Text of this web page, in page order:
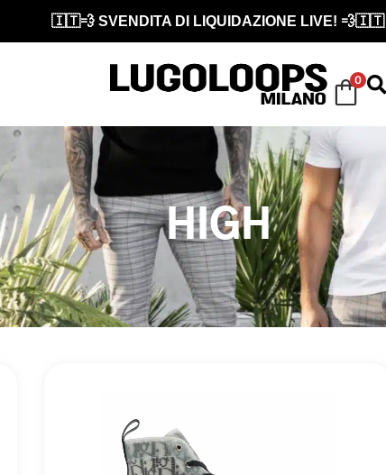
🇮🇹💨 SVENDITA DI LIQUIDAZIONE LIVE! 💨🇮🇹
0
HIGH